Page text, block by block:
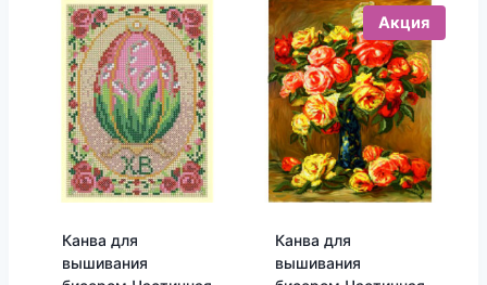
Канва для
вышивания
Акция
Канва для
вышивания